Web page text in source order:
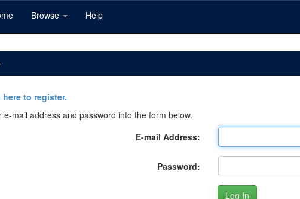
Browse Help
to register.
e-mail address and password into the form below.
E-mail Address:
Password: